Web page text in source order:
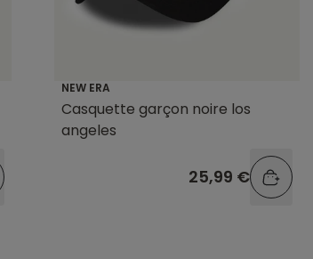
NEW ERA
Casquette garçon noire los
angeles
25,99 €